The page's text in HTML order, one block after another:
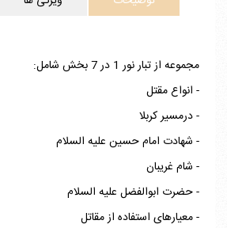
مجموعه از تبار نور 1 در 7 بخش شامل:
- انواع مقتل
- درمسیر کربلا
- شهادت امام حسین علیه السلام
- شام غریبان
- حضرت ابوالفضل علیه السلام
- معیارهای استفاده از مقاتل